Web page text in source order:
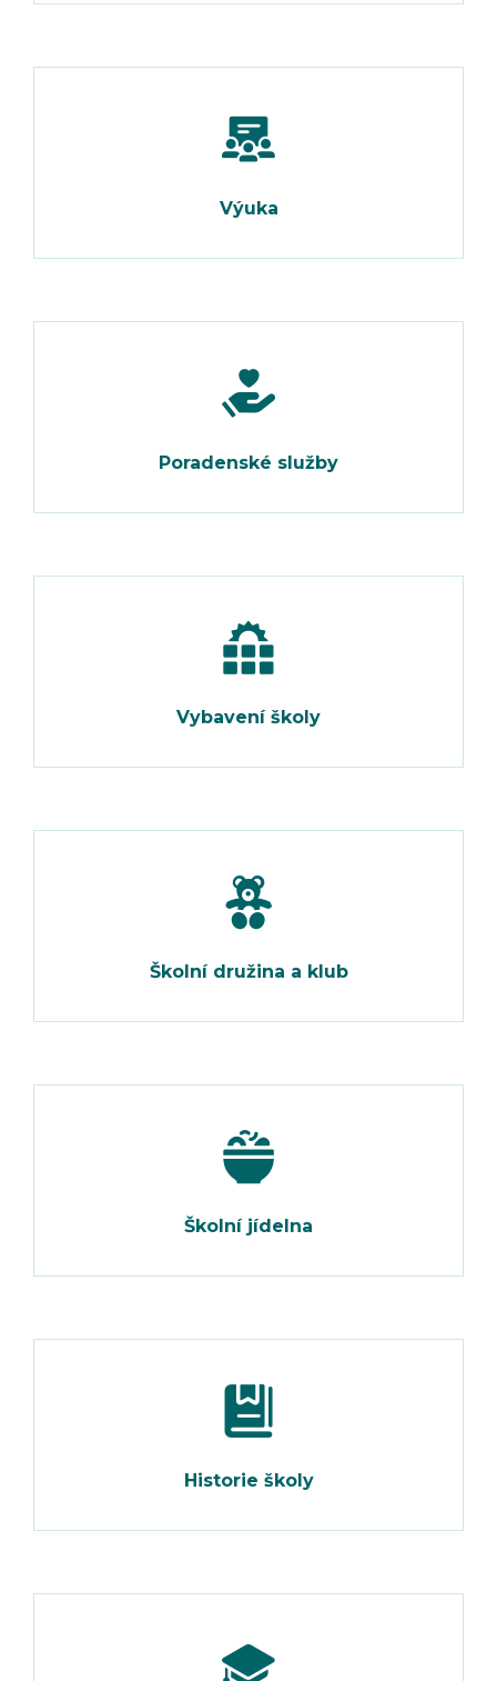
Výuka
Poradenské služby
Vybavení školy
Školní družina a klub
Školní jídelna
Historie školy